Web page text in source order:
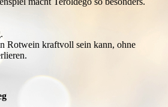
Rotwein kraftvoll sein kann, ohne